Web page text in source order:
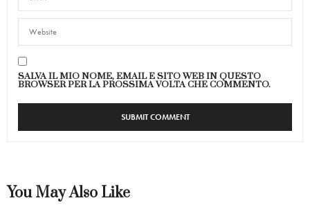
SALVA IL MIO NOME, EMAIL E SITO WEB IN QUESTO
BROWSER PER LA PROSSIMA VOLTA CHE COMMENTO.
You May Also Like